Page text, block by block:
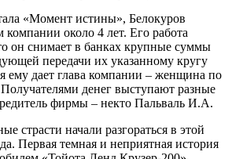
«Момент истины», Белокуров
компании около 4 лет. Его работа
он снимает в банках крупные суммы
передачи их указанному кругу
ему дает глава компании – женщина по
денег выступают разные
фирмы – некто Пальваль И.А.
страсти начали разгораться в этой
Первая темная и неприятная история